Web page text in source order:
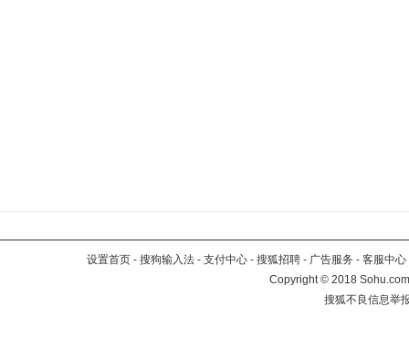
设置首页 - 搜狗输入法 - 支付中心 - 搜狐招聘 - 广告服务 - 客服中心
Copyright©2018
搜狐不良信息举